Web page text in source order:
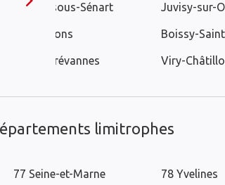
Épinay-sous-Sénart
Athis-Mons
Limeil-Brévannes
Juvisy-sur-
Boissy-
Viry-
limitrophes
77 Seine-et-Marne 78 Yvelines